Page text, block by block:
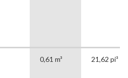
0,61 m³ 21,62 pi³